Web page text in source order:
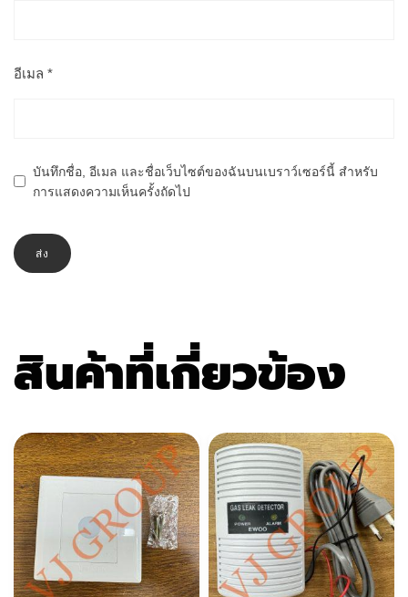
อีเมล *
บันทึกชื่อ, อีเมล และชื่อเว็บไซต์ของฉันบนเบราว์เซอร์นี้ สำหรับ
การแสดงความเห็นครั้งถัดไป
สินค้าที่เกี่ยวข้อง